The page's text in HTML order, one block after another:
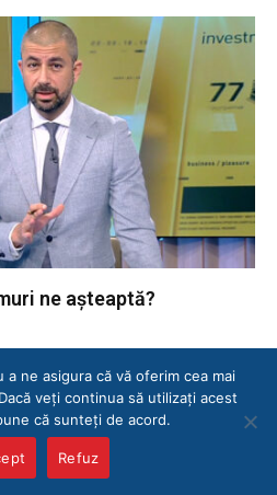
ne aşteaptă?
flexibilă, cu o tematică
un instrument competent în
ne asigura că vă oferim cea mai
veți continua să utilizați acest
că sunteți de acord.
Refuz